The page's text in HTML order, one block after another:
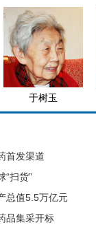
于树玉
首发渠道
“扫货”
总值5.5万亿元
品集采开标